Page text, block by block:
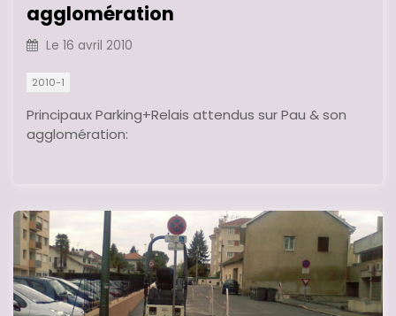
agglomération
Le 16 avril 2010
2010-1
Principaux Parking+Relais attendus sur Pau & son
agglomération: